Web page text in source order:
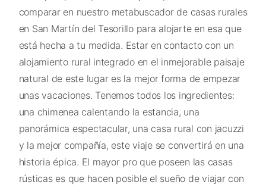
comparar en nuestro metabuscador de casas rurales
en San Martín del Tesorillo para alojarte en esa que
está hecha a tu medida. Estar en contacto con un
alojamiento rural integrado en el inmejorable paisaje
natural de este lugar es la mejor forma de empezar
unas vacaciones. Tenemos todos los ingredientes:
una chimenea calentando la estancia, una
panorámica espectacular, una casa rural con jacuzzi
y la mejor compañía, este viaje se convertirá en una
historia épica. El mayor pro que poseen las casas
rústicas es que hacen posible el sueño de viajar con